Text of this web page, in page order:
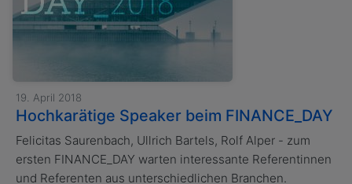
19. April 2018
Hochkarätige Speaker beim FINANCE_DAY
Felicitas Saurenbach, Ullrich Bartels, Rolf Alper - zum
ersten FINANCE_DAY warten interessante Referentinnen
und Referenten aus unterschiedlichen Branchen.